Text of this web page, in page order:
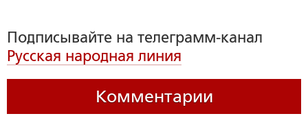
Подписывайте на телеграмм-канал
Русская народная линия
Комментарии